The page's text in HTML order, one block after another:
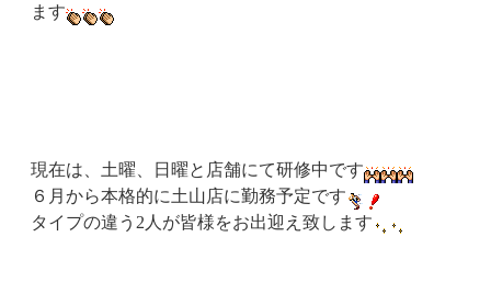
ます
現在は、土曜、日曜と店舗にて研修中です
６月から本格的に土山店に勤務予定です
タイプの違う2人が皆様をお出迎え致します